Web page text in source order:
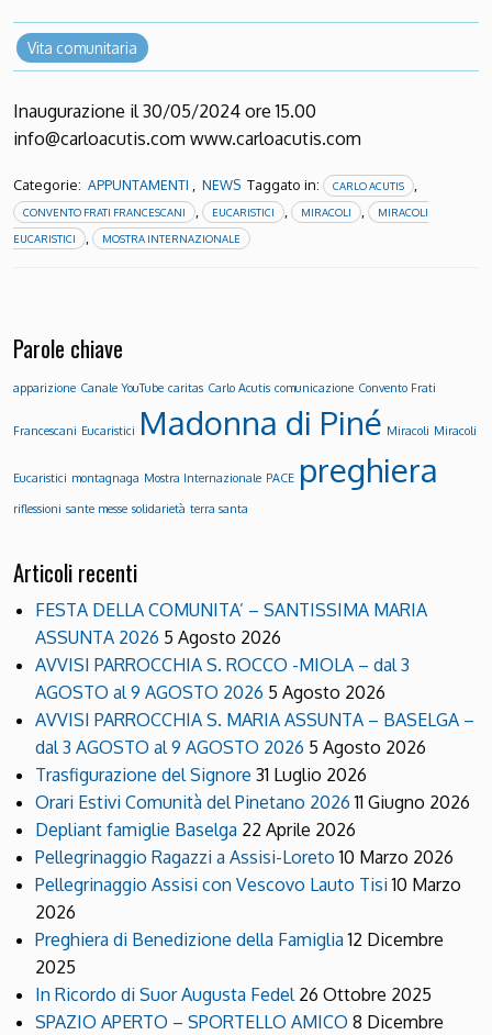
Vita comunitaria
Inaugurazione il 30/05/2024 ore 15.00
info@carloacutis.com www.carloacutis.com
Categorie: APPUNTAMENTI , NEWS Taggato in: CARLO ACUTIS ,
CONVENTO FRATI FRANCESCANI , EUCARISTICI , MIRACOLI ,
MIRACOLI
EUCARISTICI
, MOSTRA INTERNAZIONALE
Parole chiave
apparizione Canale YouTube caritas Carlo Acutis comunicazione Convento Frati
Francescani Eucaristici Madonna di Piné Miracoli Miracoli
Eucaristici montagnaga Mostra Internazionale PACE preghiera
riflessioni sante messe solidarietà terra santa
Articoli recenti
FESTA DELLA COMUNITA’ – SANTISSIMA MARIA
ASSUNTA 2026 5 Agosto 2026
AVVISI PARROCCHIA S. ROCCO -MIOLA – dal 3
AGOSTO al 9 AGOSTO 2026 5 Agosto 2026
AVVISI PARROCCHIA S. MARIA ASSUNTA – BASELGA –
dal 3 AGOSTO al 9 AGOSTO 2026 5 Agosto 2026
Trasfigurazione del Signore 31 Luglio 2026
Orari Estivi Comunità del Pinetano 2026 11 Giugno 2026
Depliant famiglie Baselga 22 Aprile 2026
Pellegrinaggio Ragazzi a Assisi-Loreto 10 Marzo 2026
Pellegrinaggio Assisi con Vescovo Lauto Tisi 10 Marzo
2026
Preghiera di Benedizione della Famiglia 12 Dicembre
2025
In Ricordo di Suor Augusta Fedel 26 Ottobre 2025
SPAZIO APERTO – SPORTELLO AMICO 8 Dicembre